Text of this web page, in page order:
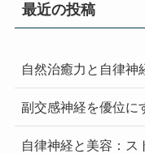
最近の投稿
自然治癒力と自律神
副交感神経を優位に
自律神経と美容：ス